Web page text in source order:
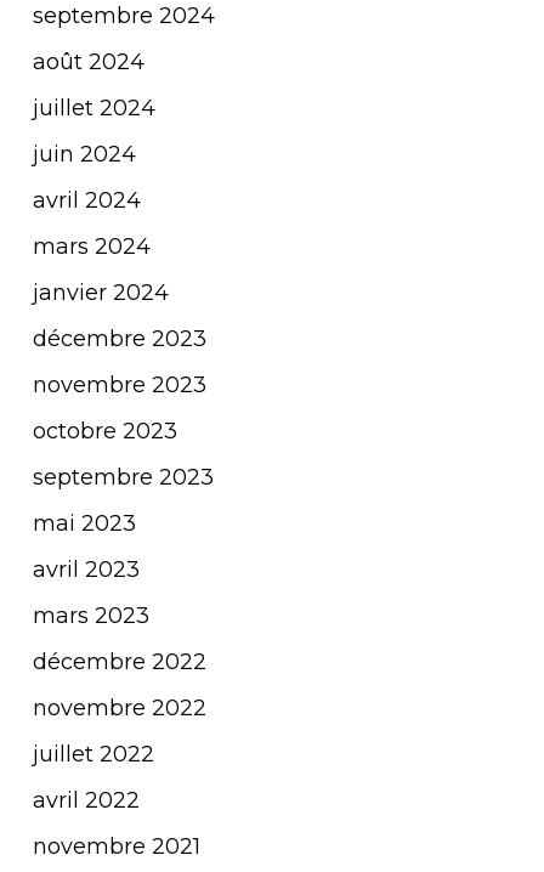
septembre 2024
août 2024
juillet 2024
juin 2024
avril 2024
mars 2024
janvier 2024
décembre 2023
novembre 2023
octobre 2023
septembre 2023
mai 2023
avril 2023
mars 2023
décembre 2022
novembre 2022
juillet 2022
avril 2022
novembre 2021